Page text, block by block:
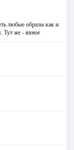
любые образы как и
Тут же - явное